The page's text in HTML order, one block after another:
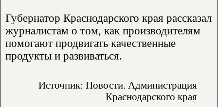
Губернатор Краснодарского края рассказал
журналистам о том, как производителям
помогают продвигать качественные
продукты и развиваться.
Источник: Новости. Администрация
Краснодарского края